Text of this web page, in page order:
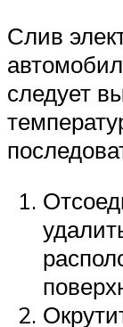
Слив
следует